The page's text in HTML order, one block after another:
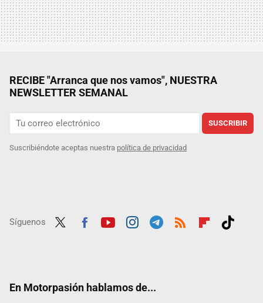
RECIBE "Arranca que nos vamos", NUESTRA
NEWSLETTER SEMANAL
SUSCRIBIR
Suscribiéndote aceptas nuestra política de privacidad
Síguenos
En Motorpasión hablamos de...